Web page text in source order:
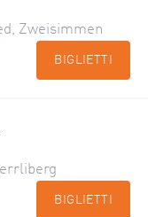
Zweisimmen
BIGLIETTI
BIGLIETTI